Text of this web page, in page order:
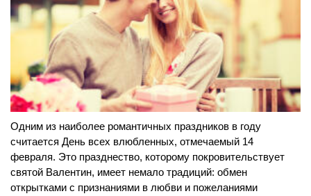
Одним из наиболее романтичных праздников в году
считается День всех влюбленных, отмечаемый 14
февраля. Это празднество, которому покровительствует
святой Валентин, имеет немало традиций: обмен
открытками с признаниями в любви и пожеланиями